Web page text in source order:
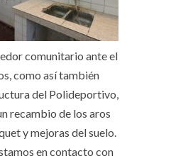
comunitario ante el
como así también
del Polideportivo,
recambio de los aros
y mejoras del suelo.
en contacto con